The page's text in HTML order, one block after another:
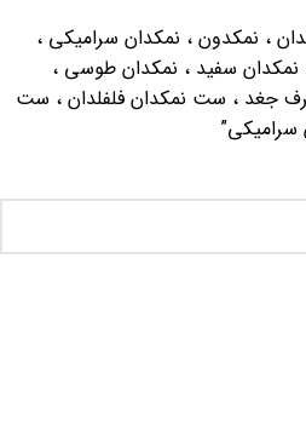
، نمکدون ، نمکدان سرامیکی ،
نمکدان سفید ، نمکدان طوسی ،
جغد ، ست نمکدان فلفلدان ، ست